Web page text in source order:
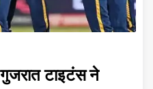
टाइटंस ने